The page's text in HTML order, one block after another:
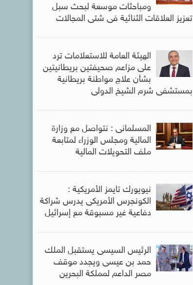
ومباحثات موسعة لبحث سبل
تعزيز العلاقات الثنائية فى شتى المجالات
الهيئة العامة للاستعلامات ترد
على مزاعم صحيفتين بريطانيتين
بشأن علاج مواطنة بريطانية
بمستشفى شرم الشيخ الدولى
المسلمانى : نتواصل مع وزارة
المالية ومجلس الوزراء لمتابعة
ملف التحويلات المالية
نيويورك تايمز الأمريكية :
الكونجرس الأمريكى يدرس شراكة
دفاعية غير مسبوقة مع إسرائيل
الرئيس السيسى يستقبل الملك
حمد بن عيسى ويجدد موقف
مصر الداعم لمملكة البحرين